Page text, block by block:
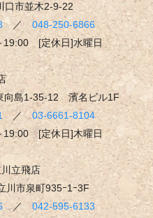
口市並木2-9-22
／ 048-250-6866
[定休日]水曜日
向島1-35-12 濱名ビル1F
／03-6661-8104
[定休日]木曜日
川立飛店
市泉町935ｰ1ｰ3F
／ 042-595-6133